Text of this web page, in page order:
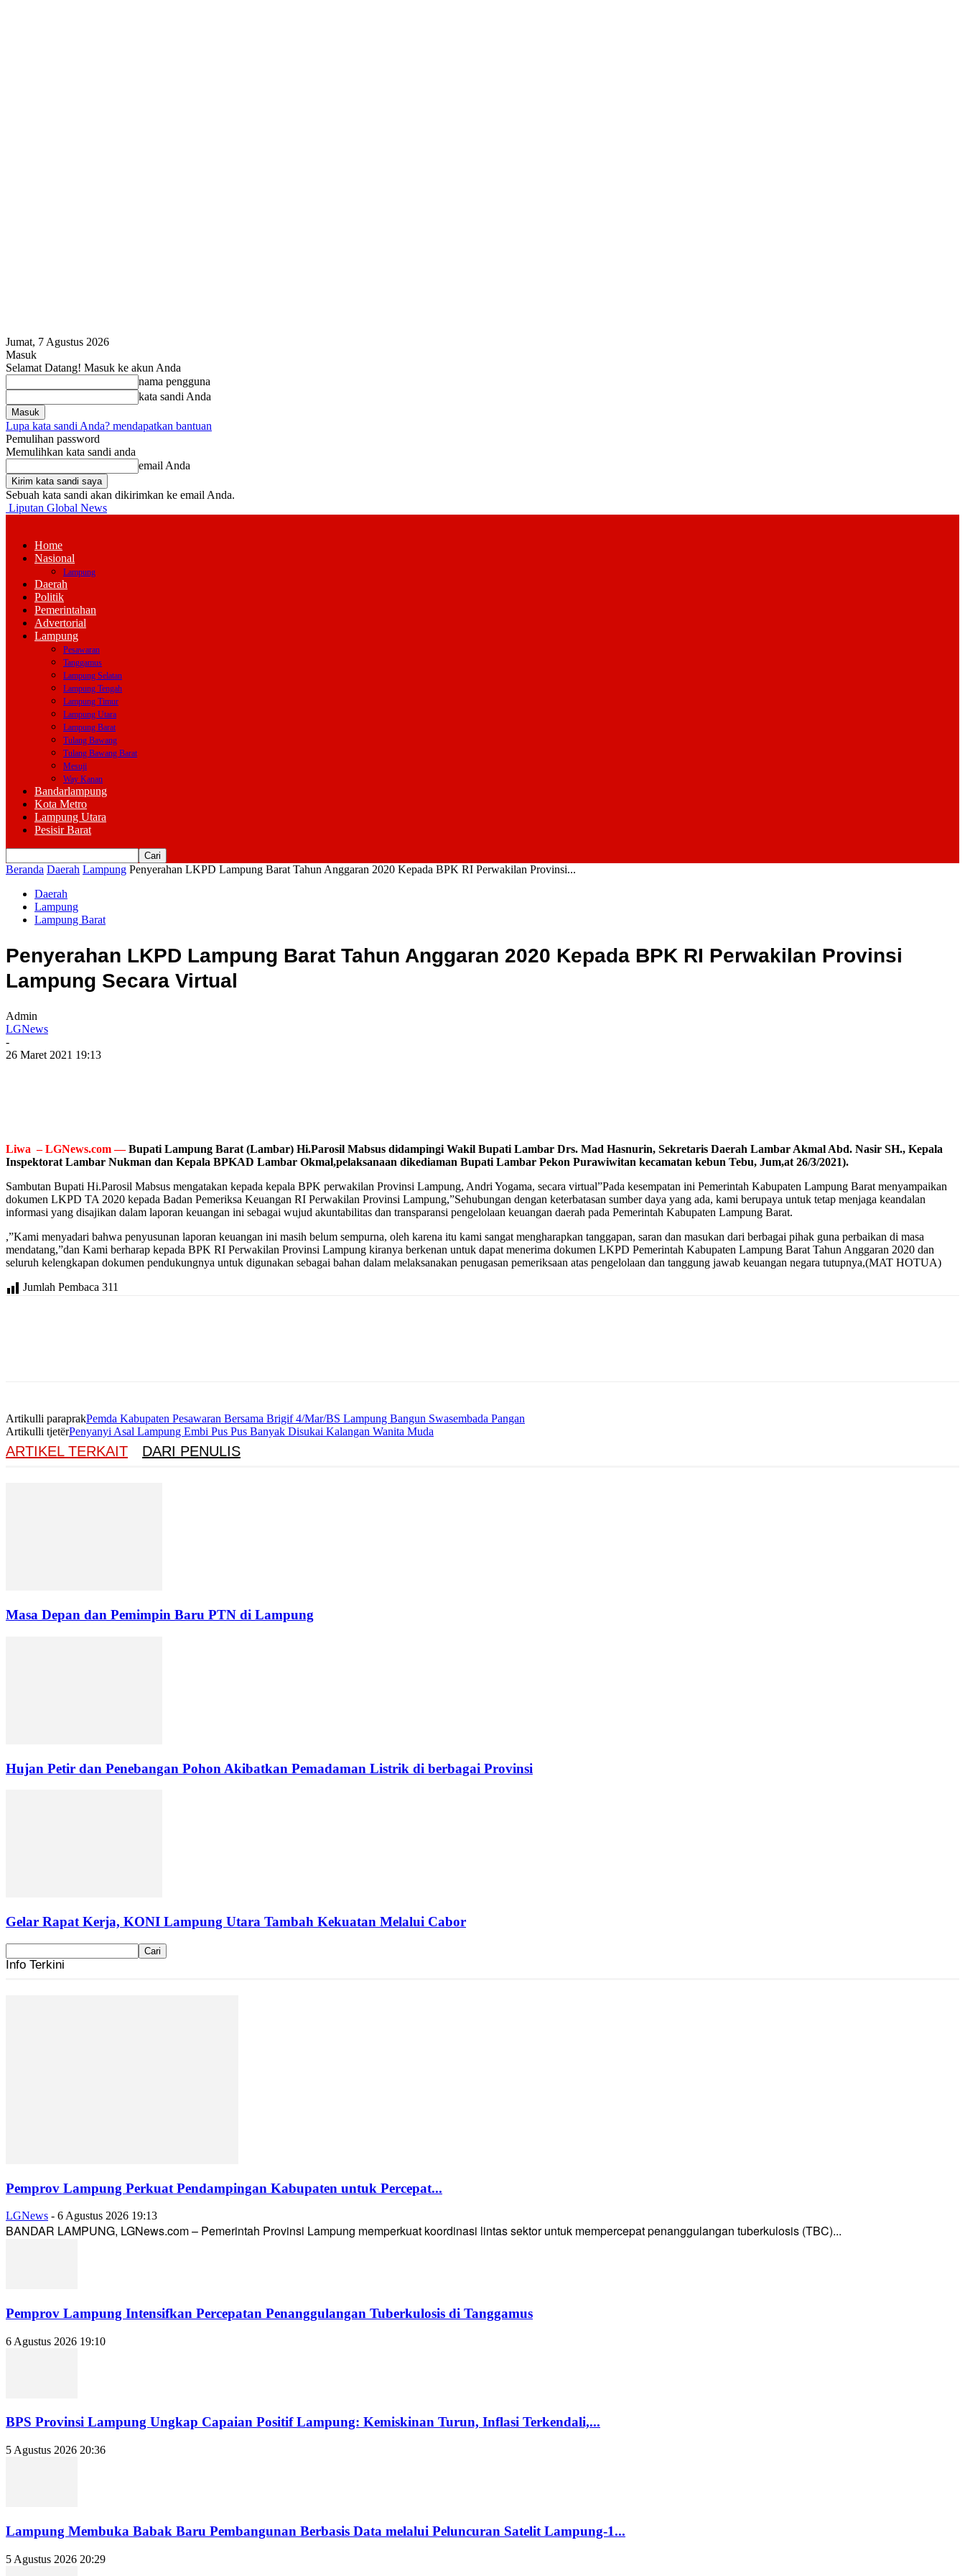
Jumat, 7 Agustus 2026
Masuk
Selamat Datang! Masuk ke akun Anda
nama pengguna
kata sandi Anda
Lupa kata sandi Anda? mendapatkan bantuan
Pemulihan password
Memulihkan kata sandi anda
email Anda
Sebuah kata sandi akan dikirimkan ke email Anda.
Liputan Global News
Home
Nasional
Lampung
Daerah
Politik
Pemerintahan
Advertorial
Lampung
Pesawaran
Tanggamus
Lampung Selatan
Lampung Tengah
Lampung Timur
Lampung Utara
Lampung Barat
Tulang Bawang
Tulang Bawang Barat
Mesuji
Way Kanan
Bandarlampung
Kota Metro
Lampung Utara
Pesisir Barat
Beranda Daerah Lampung Penyerahan LKPD Lampung Barat Tahun Anggaran 2020 Kepada BPK RI Perwakilan Provinsi...
Daerah
Lampung
Lampung Barat
Penyerahan LKPD Lampung Barat Tahun Anggaran 2020 Kepada BPK RI Perwakilan Provinsi
Lampung Secara Virtual
Admin
LGNews
-
26 Maret 2021 19:13
Liwa – LGNews.com —Bupati Lampung Barat (Lambar) Hi.Parosil Mabsus didampingi Wakil Bupati Lambar Drs. Mad Hasnurin, Sekretaris Daerah Lambar Akmal Abd. Nasir SH., Kepala
Inspektorat Lambar Nukman dan Kepala BPKAD Lambar Okmal,pelaksanaan dikediaman Bupati Lambar Pekon Purawiwitan kecamatan kebun Tebu, Jum,at 26/3/2021).
Sambutan Bupati Hi.Parosil Mabsus mengatakan kepada kepala BPK perwakilan Provinsi Lampung, Andri Yogama, secara virtual”Pada kesempatan ini Pemerintah Kabupaten Lampung Barat menyampaikan
dokumen LKPD TA 2020 kepada Badan Pemeriksa Keuangan RI Perwakilan Provinsi Lampung,”Sehubungan dengan keterbatasan sumber daya yang ada, kami berupaya untuk tetap menjaga keandalan
informasi yang disajikan dalam laporan keuangan ini sebagai wujud akuntabilitas dan transparansi pengelolaan keuangan daerah pada Pemerintah Kabupaten Lampung Barat.
,”Kami menyadari bahwa penyusunan laporan keuangan ini masih belum sempurna, oleh karena itu kami sangat mengharapkan tanggapan, saran dan masukan dari berbagai pihak guna perbaikan di masa
mendatang,”dan Kami berharap kepada BPK RI Perwakilan Provinsi Lampung kiranya berkenan untuk dapat menerima dokumen LKPD Pemerintah Kabupaten Lampung Barat Tahun Anggaran 2020 dan
seluruh kelengkapan dokumen pendukungnya untuk digunakan sebagai bahan dalam melaksanakan penugasan pemeriksaan atas pengelolaan dan tanggung jawab keuangan negara tutupnya,(MAT HOTUA)
Jumlah Pembaca 311
Artikulli paraprakPemda Kabupaten Pesawaran Bersama Brigif 4/Mar/BS Lampung Bangun Swasembada Pangan
Artikulli tjetërPenyanyi Asal Lampung Embi Pus Pus Banyak Disukai Kalangan Wanita Muda
ARTIKEL TERKAIT DARI PENULIS
Masa Depan dan Pemimpin Baru PTN di Lampung
Hujan Petir dan Penebangan Pohon Akibatkan Pemadaman Listrik di berbagai Provinsi
Gelar Rapat Kerja, KONI Lampung Utara Tambah Kekuatan Melalui Cabor
Info Terkini
Pemprov Lampung Perkuat Pendampingan Kabupaten untuk Percepat...
LGNews - 6 Agustus 2026 19:13
BANDAR LAMPUNG, LGNews.com – Pemerintah Provinsi Lampung memperkuat koordinasi lintas sektor untuk mempercepat penanggulangan tuberkulosis (TBC)...
Pemprov Lampung Intensifkan Percepatan Penanggulangan Tuberkulosis di Tanggamus
6 Agustus 2026 19:10
BPS Provinsi Lampung Ungkap Capaian Positif Lampung: Kemiskinan Turun, Inflasi Terkendali,...
5 Agustus 2026 20:36
Lampung Membuka Babak Baru Pembangunan Berbasis Data melalui Peluncuran Satelit Lampung-1...
5 Agustus 2026 20:29